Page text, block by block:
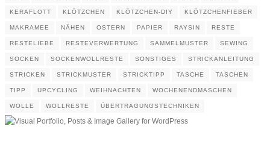
KERAFLOTT KLÖTZCHEN KLÖTZCHEN-DIY KLÖTZCHENFIEBER
MAKRAMEE NÄHEN OSTERN PAPIER RAYSIN RESTE
RESTELIEBE RESTEVERWERTUNG SAMMELMUSTER SEWING
SOCKEN SOCKENWOLLRESTE SONSTIGES STRICKANLEITUNG
STRICKEN STRICKMUSTER STRICKTIPP TASCHE TASCHEN
TIPP UPCYCLING WEIHNACHTEN WOCHENENDMASCHEN
WOLLE WOLLRESTE ÜBERTRAGUNGSTECHNIKEN